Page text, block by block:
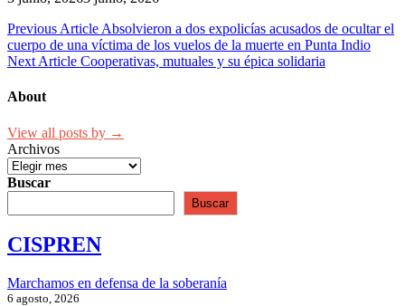
Navegación
de
Previous Article Absolvieron a dos expolicías acusados de ocultar el
cuerpo de una víctima de los vuelos de la muerte en Punta Indio
Next Article Cooperativas, mutuales y su épica solidaria
About
View all posts by →
Archivos
Buscar
Buscar
CISPREN
Marchamos en defensa de la soberanía
6 agosto, 2026